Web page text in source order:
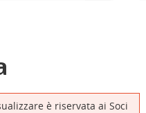
è riservata ai Soci